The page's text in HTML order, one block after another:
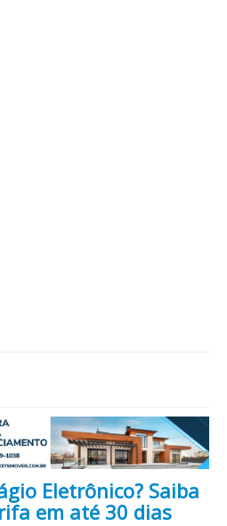
Economia Educação
Filmes em Cartaz Região
Cinema / Série / TV
Estilo Artigo / Coluna
Eletrônico? Saiba
em até 30 dias